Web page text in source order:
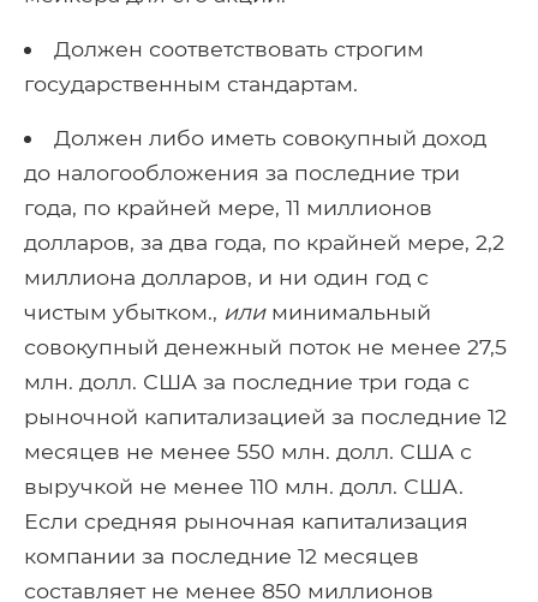
Должен соответствовать строгим
государственным стандартам.
Должен либо иметь совокупный доход
до налогообложения за последние три
года, по крайней мере, 11 миллионов
долларов, за два года, по крайней мере, 2,2
миллиона долларов, и ни один год с
чистым убытком., илиминимальный
совокупный денежный поток не менее 27,5
млн. долл. США за последние три года с
рыночной капитализацией за последние 12
месяцев не менее 550 млн. долл. США с
выручкой не менее 110 млн. долл. США.
Если средняя рыночная капитализация
компании за последние 12 месяцев
составляет не менее 850 миллионов